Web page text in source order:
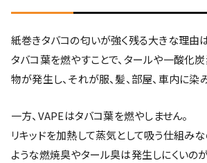
紙巻きタバコの匂いが強く残る大きな理由は
タバコ葉を燃やすことで、タールや一酸化
物が発生し、それが服、髪、部屋、車内に染
一方、VAPEはタバコ葉を燃やしません。
リキッドを加熱して蒸気として吸う仕組み
ような燃焼臭やタール臭は発生しにくいの